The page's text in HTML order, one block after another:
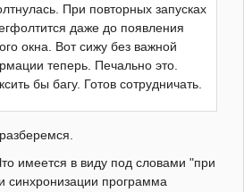
При повторных запусках
даже до появления
окна. Вот сижу без важной
теперь. Печально это.
бы багу. Готов сотрудничать.
имеется в виду под словами "при
синхронизации программа